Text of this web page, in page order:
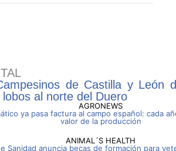
de Castilla y León
al norte del Duero
AGRONEWS
ya pasa factura al campo español: cada
valor de la producción
ANIMAL´S HEALTH
Sanidad anuncia becas de formación para